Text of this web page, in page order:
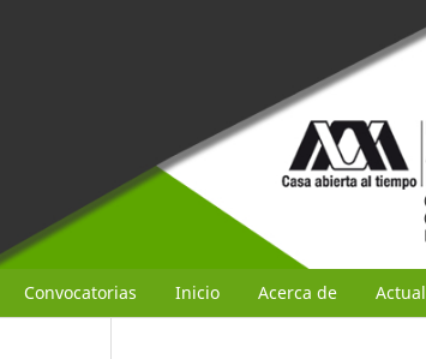
Convocatorias Inicio Acerca de Actual